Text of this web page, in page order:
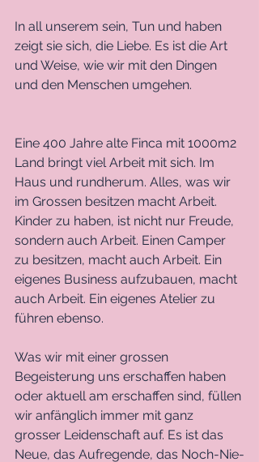
In all unserem sein, Tun und haben
zeigt sie sich, die Liebe. Es ist die Art
und Weise, wie wir mit den Dingen
und den Menschen umgehen.
Eine 400 Jahre alte Finca mit 1000m2
Land bringt viel Arbeit mit sich. Im
Haus und rundherum. Alles, was wir
im Grossen besitzen macht Arbeit.
Kinder zu haben, ist nicht nur Freude,
sondern auch Arbeit. Einen Camper
zu besitzen, macht auch Arbeit. Ein
eigenes Business aufzubauen, macht
auch Arbeit. Ein eigenes Atelier zu
führen ebenso.
Was wir mit einer grossen
Begeisterung uns erschaffen haben
oder aktuell am erschaffen sind, füllen
wir anfänglich immer mit ganz
grosser Leidenschaft auf. Es ist das
Neue, das Aufregende, das Noch-Nie-